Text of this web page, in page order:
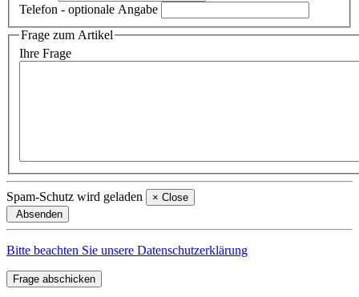
Telefon - optionale Angabe
Frage zum Artikel
Ihre Frage
Spam-Schutz wird geladen × Close
Absenden
Bitte beachten Sie unsere Datenschutzerklärung
Frage abschicken